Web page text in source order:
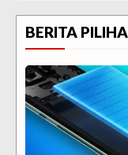
BERITA